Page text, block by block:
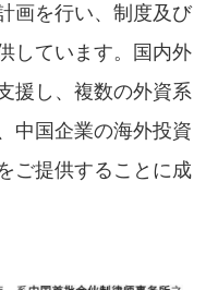
画を行い、制度及び
しています。国内外
援し、複数の外資系
中国企業の海外投資
ご提供することに成